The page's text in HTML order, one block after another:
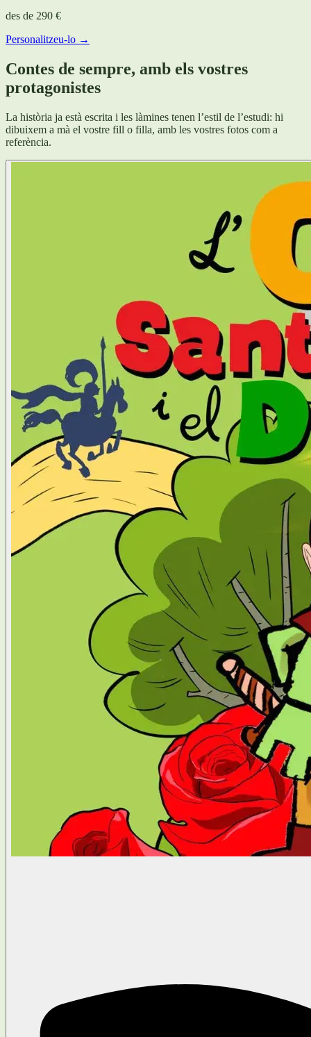
des de 290 €
Personalitzeu-lo →
Contes de sempre, amb els vostres
protagonistes
La història ja està escrita i les làmines tenen l’estil de l’estudi: hi
dibuixem a mà el vostre fill o filla, amb les vostres fotos com a
referència.